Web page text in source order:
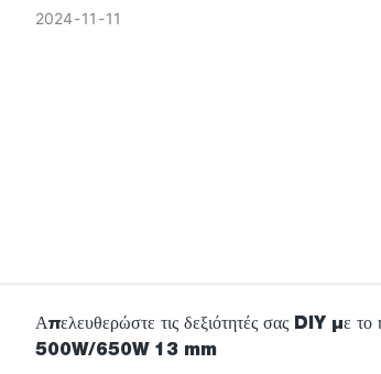
2. Καινοτόμες λύσεις: Συνδυάζοντας την
ανθεκτικότητα
2024 11 11
Απελευθερώστε τις δεξιότητές σας DIY με
500W/650W 13 mm